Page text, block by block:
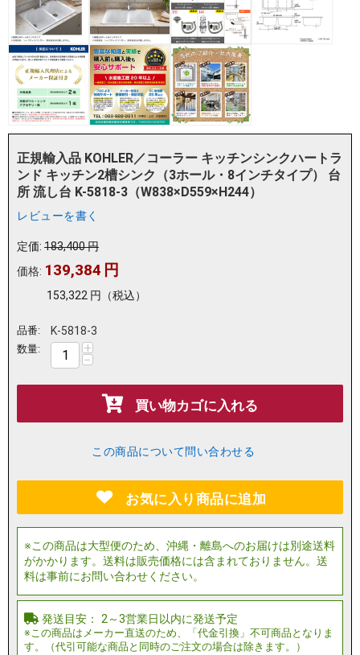
正規輸入品 KOHLER／コーラー キッチンシンクハートラ
ンド キッチン2槽シンク（3ホール・8インチタイプ） 台
所 流し台 K-5818-3（W838×D559×H244）
レビューを書く
定価: 183,400円
価格: 139,384 円
153,322 円 （税込）
品番: K-5818-3
数量: +
−
買い物カゴに入れる
この商品について問い合わせる
お気に入り商品に追加